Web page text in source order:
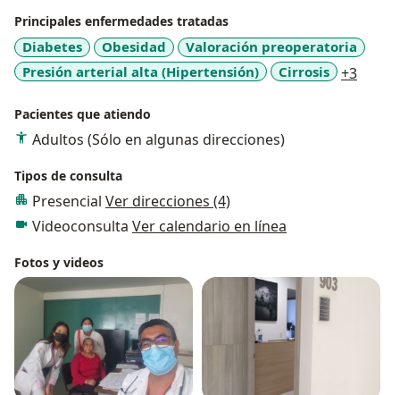
Principales enfermedades tratadas
Diabetes Obesidad
Valoración preoperatoria
Presión arterial alta (Hipertensión)
Cirrosis +3
Pacientes que atiendo
Adultos (Sólo en algunas direcciones)
Tipos de consulta
Presencial Ver direcciones (4)
Videoconsulta Ver calendario en línea
Fotos y videos